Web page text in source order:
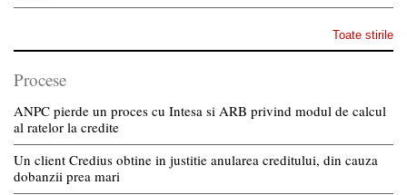
Toate stirile
Procese
ANPC pierde un proces cu Intesa si ARB privind modul de calcul
al ratelor la credite
Un client Credius obtine in justitie anularea creditului, din cauza
dobanzii prea mari